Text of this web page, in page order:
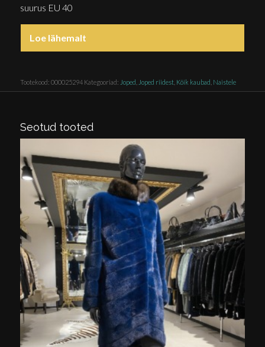
suurus EU 40
Loe lähemalt
Tootekood: 000025294 Kategooriad: Joped Joped riidest, Kõik kaubad Naistele
Seotud tooted